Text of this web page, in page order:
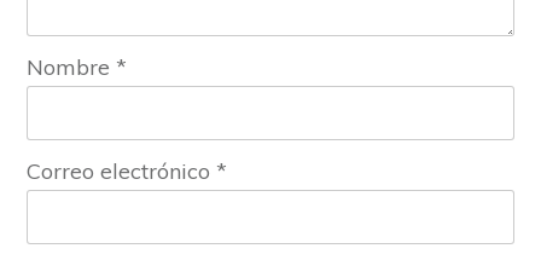
Nombre *
Correo electrónico *